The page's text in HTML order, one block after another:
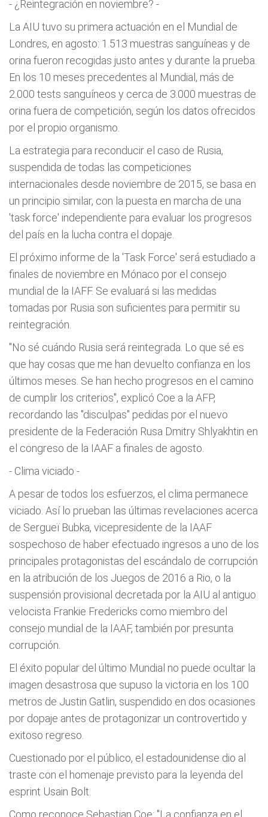
- ¿Reintegración en noviembre? -
La AIU tuvo su primera actuación en el Mundial de
Londres, en agosto: 1.513 muestras sanguíneas y de
orina fueron recogidas justo antes y durante la prueba.
En los 10 meses precedentes al Mundial, más de
2.000 tests sanguíneos y cerca de 3.000 muestras de
orina fuera de competición, según los datos ofrecidos
por el propio organismo.
La estrategia para reconducir el caso de Rusia,
suspendida de todas las competiciones
internacionales desde noviembre de 2015, se basa en
un principio similar, con la puesta en marcha de una
'task force' independiente para evaluar los progresos
del país en la lucha contra el dopaje.
El próximo informe de la 'Task Force' será estudiado a
finales de noviembre en Mónaco por el consejo
mundial de la IAFF. Se evaluará si las medidas
tomadas por Rusia son suficientes para permitir su
reintegración.
"No sé cuándo Rusia será reintegrada. Lo que sé es
que hay cosas que me han devuelto confianza en los
últimos meses. Se han hecho progresos en el camino
de cumplir los criterios", explicó Coe a la AFP,
recordando las "disculpas" pedidas por el nuevo
presidente de la Federación Rusa Dmitry Shlyakhtin en
el congreso de la IAAF a finales de agosto.
- Clima viciado -
A pesar de todos los esfuerzos, el clima permanece
viciado. Así lo prueban las últimas revelaciones acerca
de Sergueï Bubka, vicepresidente de la IAAF
sospechoso de haber efectuado ingresos a uno de los
principales protagonistas del escándalo de corrupción
en la atribución de los Juegos de 2016 a Rio, o la
suspensión provisional decretada por la AIU al antiguo
velocista Frankie Fredericks como miembro del
consejo mundial de la IAAF, también por presunta
corrupción.
El éxito popular del último Mundial no puede ocultar la
imagen desastrosa que supuso la victoria en los 100
metros de Justin Gatlin, suspendido en dos ocasiones
por dopaje antes de protagonizar un controvertido y
exitoso regreso.
Cuestionado por el público, el estadounidense dio al
traste con el homenaje previsto para la leyenda del
esprint Usain Bolt.
Como reconoce Sebastian Coe: "La confianza en el